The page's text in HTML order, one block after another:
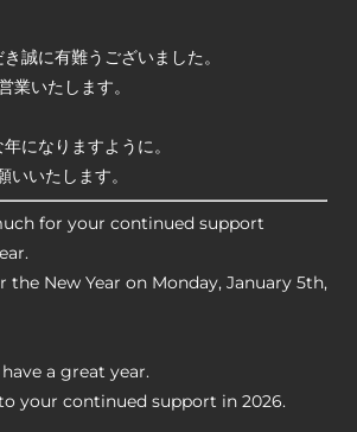
誠に有難うございました。
業いたします。
になりますように。
いたします。
for your continued support
the New Year on Monday, January 5th,
a great year.
your continued support in 2026.